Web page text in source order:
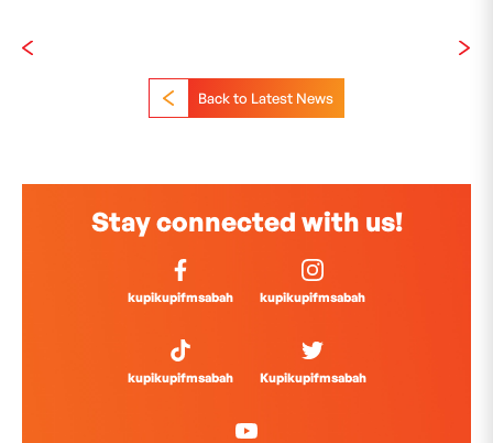
Back to Latest News
Stay connected with us!
kupikupifmsabah kupikupifmsabah
kupikupifmsabah Kupikupifmsabah